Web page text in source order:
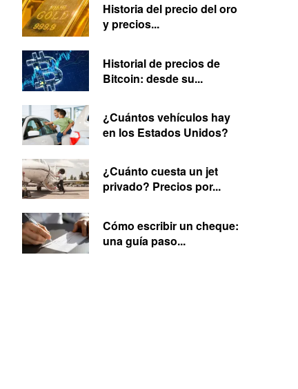
Historia del precio del oro
y precios...
Historial de precios de
Bitcoin: desde su...
¿Cuántos vehículos hay
en los Estados Unidos?
¿Cuánto cuesta un jet
privado? Precios por...
Cómo escribir un cheque:
una guía paso...